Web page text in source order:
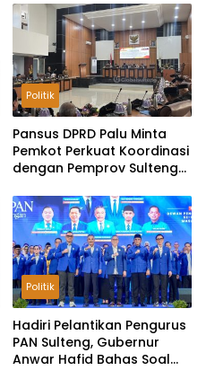
Politik
Pansus DPRD Palu Minta
Pemkot Perkuat Koordinasi
dengan Pemprov Sulteng
Pemungutan Pajak
Tambang
Politik
Hadiri Pelantikan Pengurus
PAN Sulteng, Gubernur
Anwar Hafid Bahas Soal